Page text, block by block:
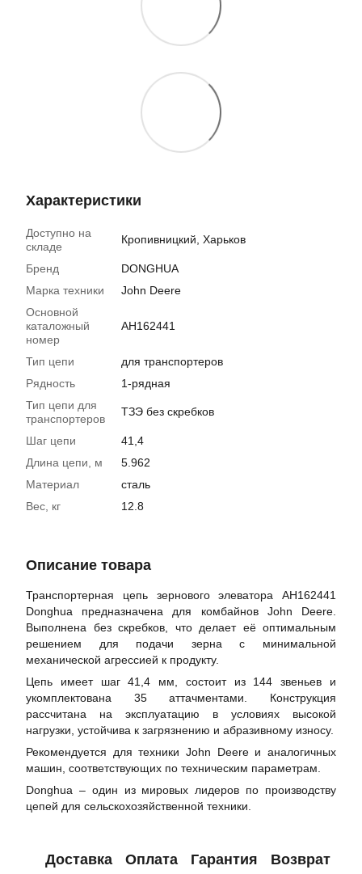
Характеристики
Доступно на
складе
Кропивницкий, Харьков
Бренд
DONGHUA
Марка техники
John Deere
Основной
каталожный
номер
AH162441
Тип цепи
для транспортеров
Рядность
1-рядная
Тип цепи для
транспортеров
ТЗЭ без скребков
Шаг цепи
41,4
Длина цепи, м
5.962
Материал
сталь
Вес, кг
12.8
Описание товара
Транспортерная цепь зернового элеватора AH162441
Donghua предназначена для комбайнов John Deere.
Выполнена без скребков, что делает её оптимальным
решением для подачи зерна с минимальной
механической агрессией к продукту.
Цепь имеет шаг 41,4 мм, состоит из 144 звеньев и
укомплектована 35 аттачментами. Конструкция
рассчитана на эксплуатацию в условиях высокой
нагрузки, устойчива к загрязнению и абразивному износу.
Рекомендуется для техники John Deere и аналогичных
машин, соответствующих по техническим параметрам.
Donghua – один из мировых лидеров по производству
цепей для сельскохозяйственной техники.
Доставка Оплата Гарантия Возврат